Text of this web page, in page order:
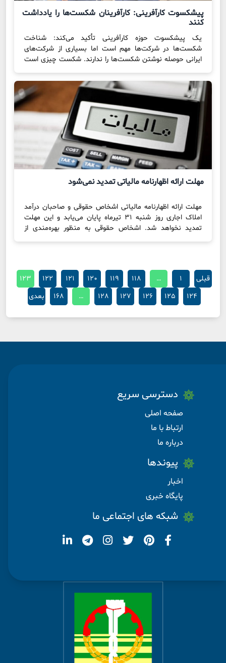
پیشکسوت کارآفرینی: کارآفرینان شکست‌ها را یادداشت
کنند
یک پیشکسوت حوزه کارآفرینی تأکید می‌کند: شناخت
شکست‌ها در شرکت‌ها مهم است اما بسیاری از شرکت‌های
ایرانی حوصله نوشتن شکست‌ها را ندارند. شکست چیزی است
به شما تجربه‌آموزی می‌کند. سومین نشست انتقال تجربه
کانون کارآفرینی استان تهران با عنوان چهار کارآفرین؛ چهار […]
مهلت ارائه اظهارنامه مالیاتی تمدید نمی‌شود
مهلت ارائه اظهارنامه مالیاتی اشخاص حقوقی و صاحبان درآمد
املاک اجاری روز شنبه ۳۱ تیرماه پایان می‌یابد و این مهلت
تمدید نخواهد شد. اشخاص حقوقی به منظور بهره‌مندی از
قبلی
1
…
118
119
120
121
122
123
124
125
126
127
128
…
168 بعدی
دسترسی سریع
صفحه اصلی
ارتباط با ما
درباره ما
پیوندها
اخبار
پایگاه خبری
شبکه های اجتماعی ما